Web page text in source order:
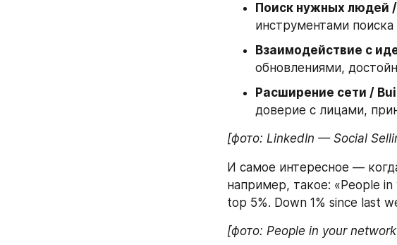
Поиск нужных людей
инструментами
Взаимодействие с
обновлениями,
Расширение сети /
доверие с лицами,
[фото: LinkedIn — Social
И самое интересное —
например, такое: «People
top 5%. Down 1% since last
[фото: People in your